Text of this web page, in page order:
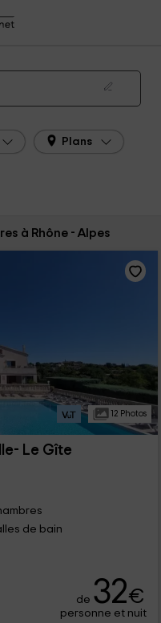
Plans
à Rhône - Alpes
12 Photos
Le Gîte
de bain
de 32€
personne et nuit